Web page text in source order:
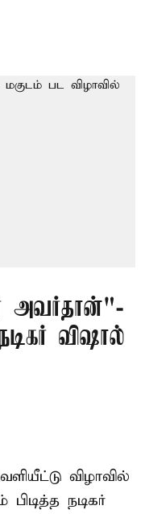
அவர்தான்"-
விஷால்
விழாவில்
நடிகர்